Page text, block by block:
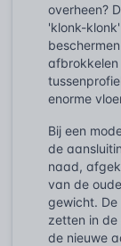
overheen?
'klonk-
afbrokkelen
enorme
Bij een
de
naad,
van de
gewicht. De
zetten in
de nieuwe